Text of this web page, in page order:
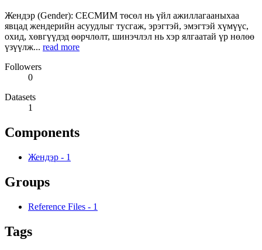
Жендэр (Gender): СЕСМИМ төсөл нь үйл ажиллагааныхаа
явцад жендерийн асуудлыг тусгаж, эрэгтэй, эмэгтэй хүмүүс,
охид, хөвгүүдэд өөрчлөлт, шинэчлэл нь хэр ялгаатай үр нөлөө
үзүүлж... read more
Followers
0
Datasets
1
Components
Жендэр - 1
Groups
Reference Files - 1
Tags